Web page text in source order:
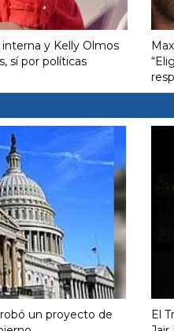
y Kelly Olmos
sí por políticas
un proyecto de
El